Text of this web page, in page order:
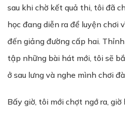
sau khi chờ kết quả thi, tôi đã
học đang diễn ra để luyện chơi
đến giảng đường cấp hai.
tập những bài hát mới, tôi sẽ
ở sau lưng và nghe mình chơi
Bấy giờ, tôi mới chợt ngớ ra,